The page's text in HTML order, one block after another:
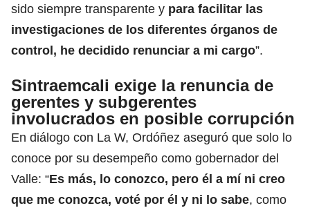
sido siempre transparente y para facilitar las
investigaciones de los diferentes órganos de
control, he decidido renunciar a mi cargo”.
Sintraemcali exige la renuncia de
gerentes y subgerentes
involucrados en posible corrupción
En diálogo con La W, Ordóñez aseguró que solo lo
conoce por su desempeño como gobernador del
Valle: “Es más, lo conozco, pero él a mí ni creo
que me conozca, voté por él y ni lo sabe, como